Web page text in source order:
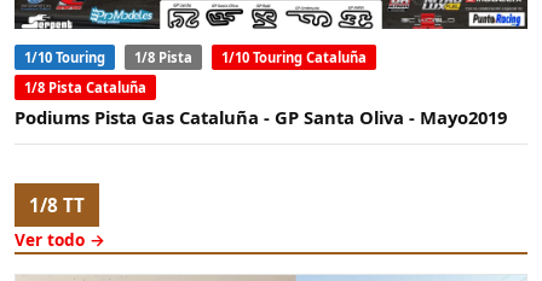
1/10 Touring 1/8 Pista
1/10 Touring Cataluña
1/8 Pista Cataluña
Podiums Pista Gas Cataluña - GP Santa Oliva - Mayo2019
1/8 TT
Ver todo →